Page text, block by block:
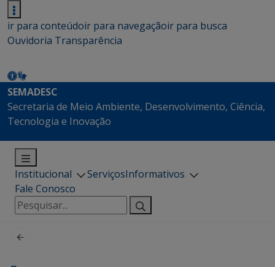
ir para conteúdoir para navegaçãoir para busca
Ouvidoria Transparência
SEMADESC
Secretaria de Meio Ambiente, Desenvolvimento, Ciência,
Tecnologia e Inovação
Institucional ServiçosInformativos
Fale Conosco
Pesquisar
por: